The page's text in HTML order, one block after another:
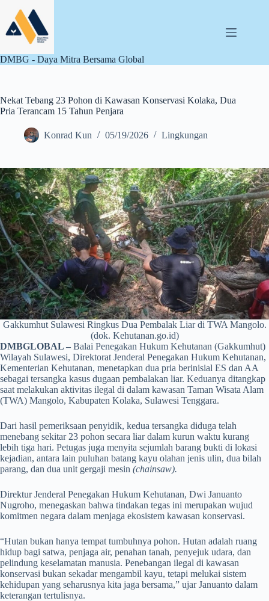
content
DMBG - Daya Mitra Bersama Global
Nekat Tebang 23 Pohon di Kawasan Konservasi Kolaka, Dua
Pria Terancam 15 Tahun Penjara
Konrad Kun 05/19/2026 Lingkungan
Gakkumhut Sulawesi Ringkus Dua Pembalak Liar di TWA Mangolo.
(dok. Kehutanan.go.id)
DMBGLOBAL – Balai Penegakan Hukum Kehutanan (Gakkumhut)
Wilayah Sulawesi, Direktorat Jenderal Penegakan Hukum Kehutanan,
Kementerian Kehutanan, menetapkan dua pria berinisial ES dan AA
sebagai tersangka kasus dugaan pembalakan liar. Keduanya ditangkap
saat melakukan aktivitas ilegal di dalam kawasan Taman Wisata Alam
(TWA) Mangolo, Kabupaten Kolaka, Sulawesi Tenggara.
Dari hasil pemeriksaan penyidik, kedua tersangka diduga telah
menebang sekitar 23 pohon secara liar dalam kurun waktu kurang
lebih tiga hari. Petugas juga menyita sejumlah barang bukti di lokasi
kejadian, antara lain puluhan batang kayu olahan jenis ulin, dua bilah
parang, dan dua unit gergaji mesin (chainsaw).
Direktur Jenderal Penegakan Hukum Kehutanan, Dwi Januanto
Nugroho, menegaskan bahwa tindakan tegas ini merupakan wujud
komitmen negara dalam menjaga ekosistem kawasan konservasi.
“Hutan bukan hanya tempat tumbuhnya pohon. Hutan adalah ruang
hidup bagi satwa, penjaga air, penahan tanah, penyejuk udara, dan
pelindung keselamatan manusia. Penebangan ilegal di kawasan
konservasi bukan sekadar mengambil kayu, tetapi melukai sistem
kehidupan yang seharusnya kita jaga bersama,” ujar Januanto dalam
keterangan tertulisnya.